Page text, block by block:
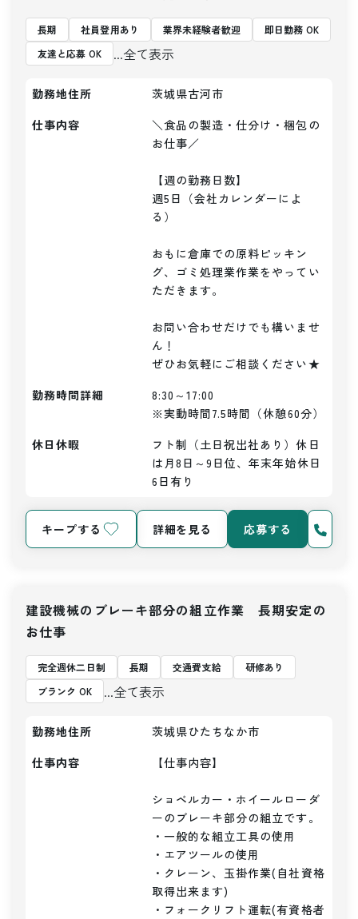
長期 社員登用あり 業界未経験者歓迎
即日勤務 OK
友達と応募 OK
...全て表示
勤務地住所
茨城県古河市
仕事内容
＼食品の製造・仕分け・梱包の
お仕事／
【週の勤務日数】
週5日（会社カレンダーによ
る）
おもに倉庫での原料ピッキン
グ、ゴミ処理業作業をやってい
ただきます。
お問い合わせだけでも構いませ
ん！
ぜひお気軽にご相談ください★
勤務時間詳細
8:30～17:00
※実動時間7.5時間（休憩60分）
休日休暇
フト制（土日祝出社あり）休日
は月8日～9日位、年末年始休日
6日有り
キープする 詳細を見る 応募する
建設機械のブレーキ部分の組立作業 長期安定の
お仕事
完全週休二日制 長期 交通費支給
研修あり
ブランク OK
...全て表示
勤務地住所
茨城県ひたちなか市
仕事内容
【仕事内容】
ショベルカー・ホイールローダ
ーのブレーキ部分の組立です。
・一般的な組立工具の使用
・エアツールの使用
・クレーン、玉掛作業(自社資格
取得出来ます)
・フォークリフト運転(有資格者